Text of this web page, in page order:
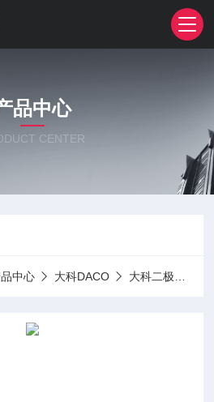
品中心
CENTER
中心 大科DACO 大科二极管